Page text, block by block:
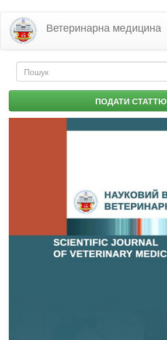
Перейти
основного
матеріалу
Ветеринарна медицина
Пошукова
форма ПОДАТИ СТАТТЮ